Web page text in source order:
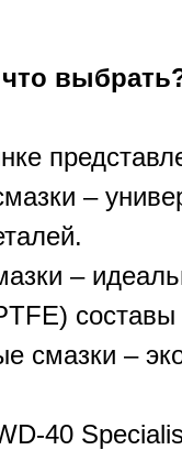
–
–
составы
смазки –
40